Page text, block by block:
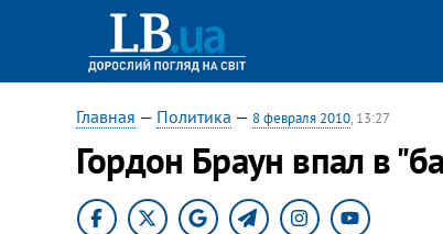
Главная — Политика — 8 февраля 2010, 13:27
Гордон Браун впал в